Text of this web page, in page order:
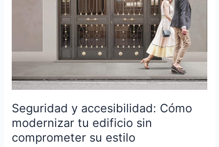
Seguridad y accesibilidad: Cómo
modernizar tu edificio sin
comprometer su estilo